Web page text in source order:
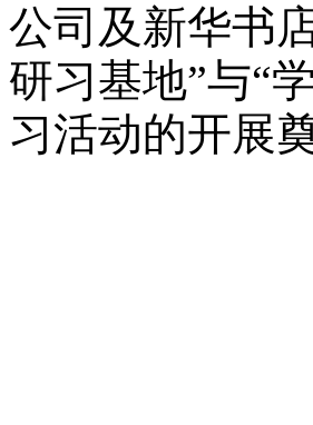
公司及新华书
研习基地”与“
习活动的开展